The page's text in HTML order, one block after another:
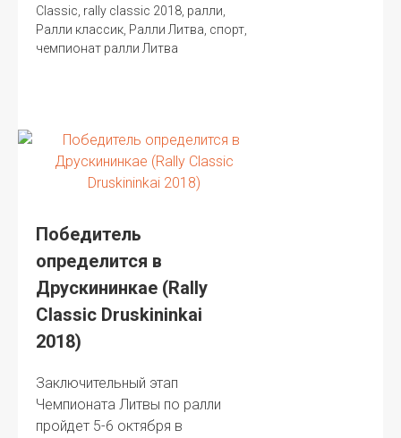
Classic rally classic 2018 ралли
Ралли классик Ралли Литва спорт
чемпионат ралли Литва
Победитель
определится в
Друскининкае (Rally
Classic Druskininkai
2018)
Заключительный этап
Чемпионата Литвы по ралли
пройдет 5-6 октября в